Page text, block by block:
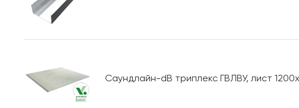
Саундлайн-dB триплекс ГВЛВУ, лист